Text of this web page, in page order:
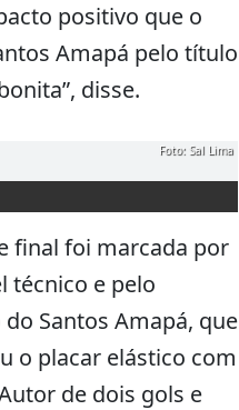
positivo que o
Amapá pelo título
disse.
Foto: Sal Lima
final foi marcada por
técnico e pelo
Santos Amapá, que
o placar elástico com
de dois gols e